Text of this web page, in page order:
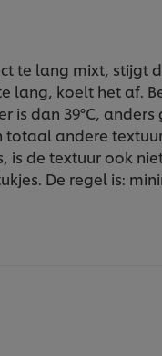
te lang mixt, stijgt
lang, koelt het af.
is dan 39°C,
totaal andere
is de textuur ook
De regel is: